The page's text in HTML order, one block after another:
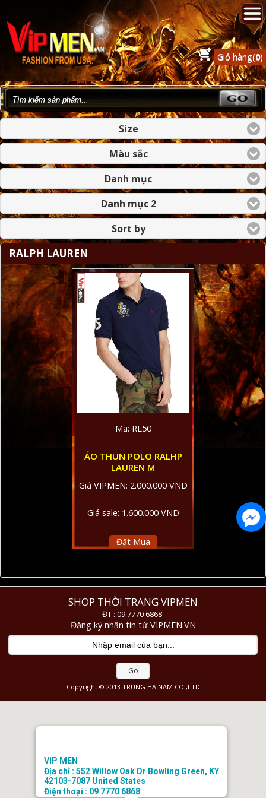
Giỏ hàng(0)
Size
Màu sắc
Danh mục
Danh mục 2
Sort by
RALPH LAUREN
Mã: RL50
ÁO THUN POLO RALHP
LAUREN M
Giá VIPMEN: 2.000.000 VND
Giá sale: 1.600.000 VND
Đặt Mua
SHOP THỜI TRANG VIPMEN
ĐT : 09 7770 6868
Đăng ký nhận tin từ VIPMEN.VN
Go
Copyright © 2013 TRUNG HA NAM CO.,LTD
VIP MEN
Địa chỉ : 552 Willow Oak Dr Bowling Green, KY
42103-7087 United States
Điện thoại : 09 7770 6868